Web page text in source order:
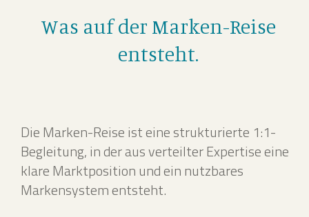
Was auf der Marken-Reise
entsteht.
Die Marken-Reise ist eine strukturierte 1:1-
Begleitung, in der aus verteilter Expertise eine
klare Marktposition und ein nutzbares
Markensystem entsteht.